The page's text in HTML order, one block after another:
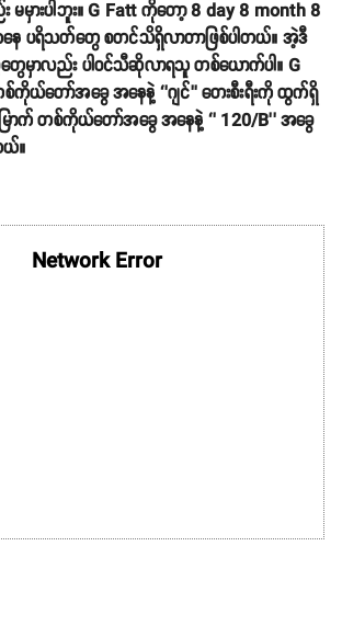
ားပါဘူး။ G Fatt ကိုတော့ 8 day 8 month 8
ေ ပရိသတ်တွေ စတင်သိရှိလာတာဖြစ်ပါတယ်။ အဲ့ဒီ
တွေမှာလည်း ပါဝင်သီဆိုလာရသူ တစ်ယောက်ပါ။ G
ယ်တော်အခွေ အနေနဲ့ ‘’ဂျင်’’ တေးစီးရီးကို ထွက်ရှိ
ာက် တစ်ကိုယ်တော်အခွေ အနေနဲ့ ‘’ 120/B’’ အခွေ
။